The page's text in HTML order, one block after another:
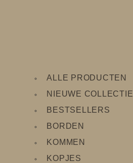
ALLE PRODUCTEN
NIEUWE COLLECTIE
BESTSELLERS
BORDEN
KOMMEN
KOPJES